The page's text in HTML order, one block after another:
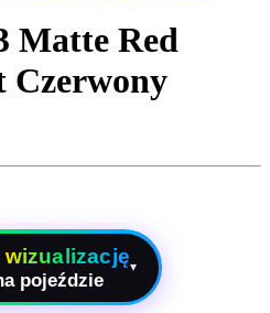
Matte Red
Czerwony
wizualizację
pojeździe
▾